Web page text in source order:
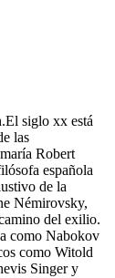
siglo xx está
las
Robert
española
de la
Némirovsky,
del exilio.
como Nabokov
como Witold
Singer y